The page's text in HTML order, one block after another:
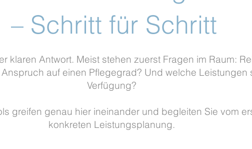
– Schritt für Schritt
klaren Antwort. Meist stehen zuerst Fragen im Raum:
auf einen Pflegegrad? Und welche Leistungen
Verfügung?
greifen genau hier ineinander und begleiten Sie vom
konkreten Leistungsplanung.